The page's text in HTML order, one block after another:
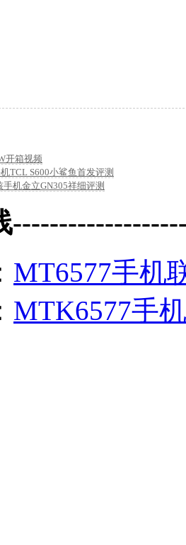
开箱视频
TCL S600小鲨鱼首发评测
机金立GN305祥细评测
MT6577手机
MTK6577手